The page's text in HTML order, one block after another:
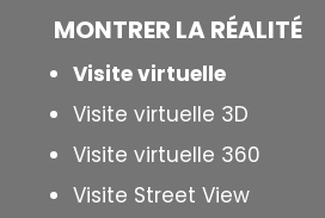
MONTRER LARÉALITÉ
Visite virtuelle
Visite virtuelle 3D
Visite virtuelle 360
Visite Street View